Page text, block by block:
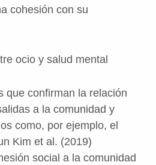
cohesión con su
ocio y salud mental
que confirman la relación
a la comunidad y
como, por ejemplo, el
Kim et al. (2019)
social a la comunidad